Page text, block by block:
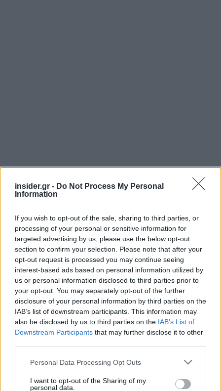
insider.gr - Do Not Process My Personal
Information
If you wish to opt-out of the sale, sharing to third parties, or
processing of your personal or sensitive information for
targeted advertising by us, please use the below opt-out
section to confirm your selection. Please note that after your
opt-out request is processed you may continue seeing
interest-based ads based on personal information utilized by
us or personal information disclosed to third parties prior to
your opt-out. You may separately opt-out of the further
disclosure of your personal information by third parties on the
IAB’s list of downstream participants. This information may
also be disclosed by us to third parties on the IAB’s List of
Downstream Participants that may further disclose it to other
Please note that this website/app uses one or more Google
not limited to your visit or usage behaviour. You may click to
Personal Data Processing Opt Outs
I want to opt-out of the Sharing of my
personal data.
Επιπλέον, η ένταξή τους στον κορυφαίο
οικονομικό κλάδο της χώρας μας, τη ναυτιλία,
καθιστά έναν συνδυασμό υψίστης σημασίας.
Ωστόσο, δεν είναι η
πρώτη φορά που τα βιοκαύσιμα διεκδικούν
πρωταρχικό ενεργειακό ρόλο, αλλά πλέον δεν
υπάρχει χώρος για ανεπίλυτες αντιπαραθέσεις
ως προς την
περιβαλλοντική και κοινωνική βιωσιμότητά τους. Ο
Δρ Πυργιώτης, απευθυνόμενος στους δύο
προεδρεύοντες του Συνεδρίου, αναγνώρισε τον
Κυριάκο Μανιάτη , πρώην υψηλόβαθμο